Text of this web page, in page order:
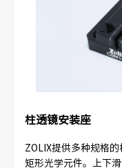
柱透镜安装座
ZOLIX提供多种规格
矩形光学元件。上下